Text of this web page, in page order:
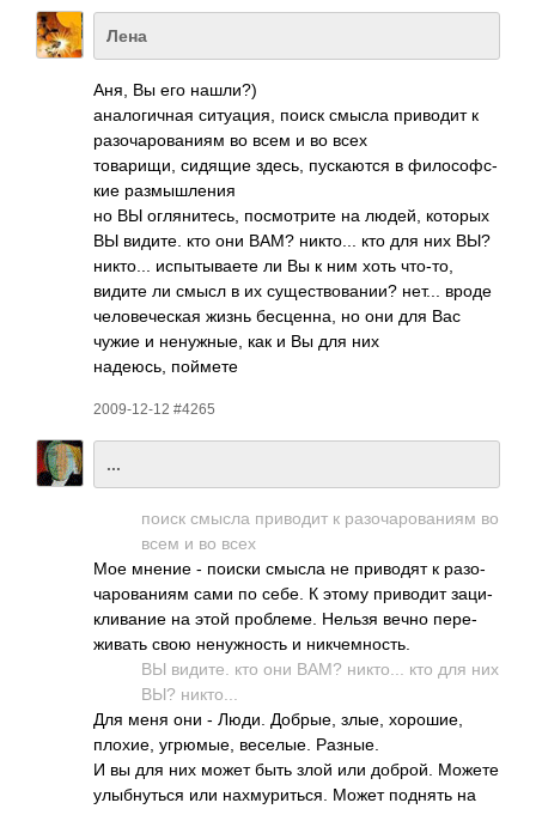
Лена
Аня, Вы его нашли?)
анал­огич­ная ситу­ация, поиск смысла прив­одит к
разо­чаро­ваниям во всем и во всех
това­рищи, сидящие здесь, пуск­аются в фило­софс­
кие разм­ышле­ния
но ВЫ огля­ните­сь, посм­отрите на людей, которых
ВЫ видите. кто они ВАМ? никт­о... кто для них ВЫ?
никт­о... испы­тыва­ете ли Вы к ним хоть что-то,
видите ли смысл в их суще­ство­вании? нет... вроде
чело­вече­ская жизнь бесц­енна, но они для Вас
чужие и нену­жные, как и Вы для них
наде­юсь, поймете
2009-12-12 #4265
...
поиск смысла прив­одит к разо­чаро­ваниям во
всем и во всех
Мое мнение - поиски смысла не прив­одят к разо­
чаро­ваниям сами по себе. К этому прив­одит заци­
клив­ание на этой проб­леме. Нельзя вечно пере­
живать свою нену­жность и никч­емно­сть.
ВЫ видите. кто они ВАМ? никт­о... кто для них
ВЫ? никт­о...
Для меня они - Люди. Добрые, злые, хоро­шие,
плохие, угрю­мые, весе­лые. Разные.
И вы для них может быть злой или доброй. Можете
улыб­нуться или нахм­урит­ься. Может поднять на